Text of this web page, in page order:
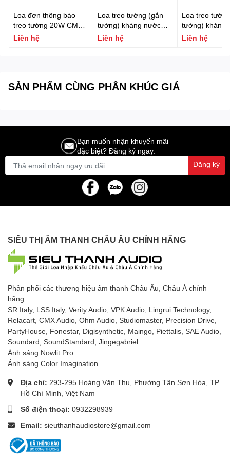
Loa đơn thông báo
treo tường 20W CMX
Model: WSK-610K
Liên hệ
Loa treo tường (gắn
tường) kháng nước
FONESTAR SONORA-
Liên hệ
Loa treo
tường) kháng
FONESTAR
Liên hệ
SẢN PHẨM CÙNG PHÂN KHÚC GIÁ
Bạn muốn nhận khuyến mãi
đặc biệt? Đăng ký ngay.
Đăng ký
SIÊU THỊ ÂM THANH CHÂU ÂU CHÍNH HÃNG
Phân phối các thương hiệu âm thanh Châu Âu, Châu Á chính
hãng
SR Italy, LSS Italy, Verity Audio, VPK Audio, Lingrui Technology,
Relacart, CMX Audio, Ohm Audio, Studiomaster, Precision Drive,
PartyHouse, Fonestar, Digisynthetic, Maingo, Piettalis, SAE Audio,
Soundard, SoundStandard, Jingegabriel
Ánh sáng Nowlit Pro
Ánh sáng Color Imagination
Địa chỉ: 293-295 Hoàng Văn Thụ, Phường Tân Sơn Hòa, TP
Hồ Chí Minh, Việt Nam
Số điện thoại: 0932298939
Email: sieuthanhaudiostore@gmail.com